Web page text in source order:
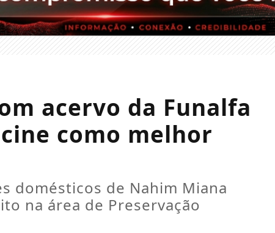
acervo da Funalfa
como melhor
domésticos de Nahim Miana
na área de Preservação